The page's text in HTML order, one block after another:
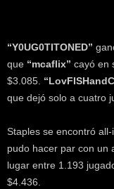
“Y0UG0TITONED”
que “mcaflix” cayó en
$3.085.
que dejó solo a cuatro
Staples se encontró
pudo hacer par con un
lugar entre 1.193
$4.436.